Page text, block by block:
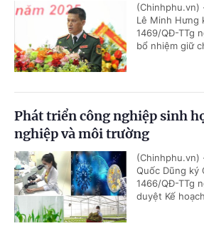
(Chinhphu.vn)
Lê Minh Hưng
1469/QĐ-TTg
bổ nhiệm giữ
Phát triển công nghiệp sinh
nghiệp và môi trường
(Chinhphu.vn)
Quốc Dũng ký
1466/QĐ-TTg
duyệt Kế